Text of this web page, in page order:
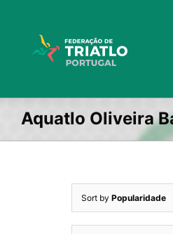
Aquatlo Oliveira
Sort by Popularidade